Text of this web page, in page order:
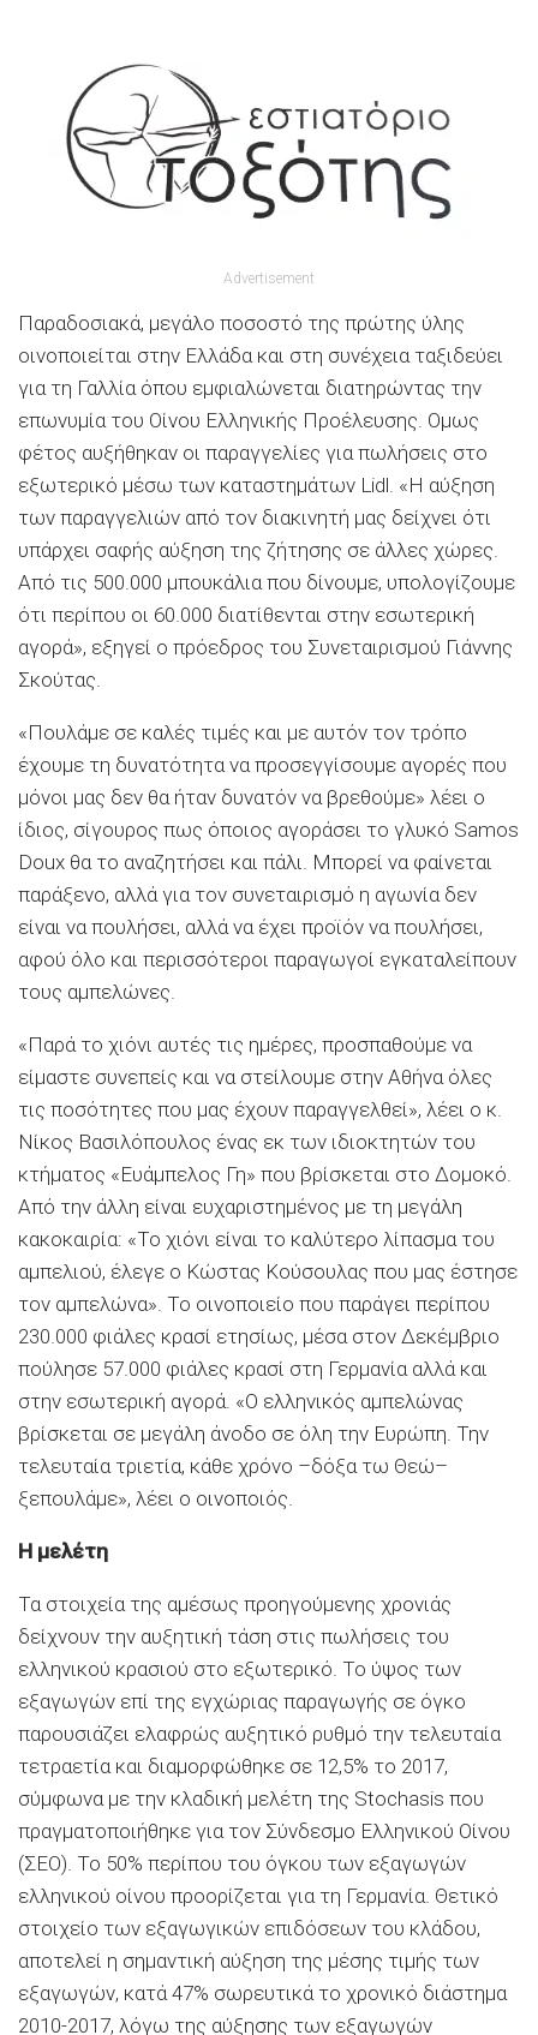
Advertisement
Παραδοσιακά, μεγάλο ποσοστό της πρώτης ύλης
οινοποιείται στην Ελλάδα και στη συνέχεια ταξιδεύει
για τη Γαλλία όπου εμφιαλώνεται διατηρώντας την
επωνυμία του Οίνου Ελληνικής Προέλευσης. Ομως
φέτος αυξήθηκαν οι παραγγελίες για πωλήσεις στο
εξωτερικό μέσω των καταστημάτων Lidl. «Η αύξηση
των παραγγελιών από τον διακινητή μας δείχνει ότι
υπάρχει σαφής αύξηση της ζήτησης σε άλλες χώρες.
Από τις 500.000 μπουκάλια που δίνουμε, υπολογίζουμε
ότι περίπου οι 60.000 διατίθενται στην εσωτερική
αγορά», εξηγεί ο πρόεδρος του Συνεταιρισμού Γιάννης
Σκούτας.
«Πουλάμε σε καλές τιμές και με αυτόν τον τρόπο
έχουμε τη δυνατότητα να προσεγγίσουμε αγορές που
μόνοι μας δεν θα ήταν δυνατόν να βρεθούμε» λέει ο
ίδιος, σίγουρος πως όποιος αγοράσει το γλυκό Samos
Doux θα το αναζητήσει και πάλι. Μπορεί να φαίνεται
παράξενο, αλλά για τον συνεταιρισμό η αγωνία δεν
είναι να πουλήσει, αλλά να έχει προϊόν να πουλήσει,
αφού όλο και περισσότεροι παραγωγοί εγκαταλείπουν
τους αμπελώνες.
«Παρά το χιόνι αυτές τις ημέρες, προσπαθούμε να
είμαστε συνεπείς και να στείλουμε στην Αθήνα όλες
τις ποσότητες που μας έχουν παραγγελθεί», λέει ο κ.
Νίκος Βασιλόπουλος ένας εκ των ιδιοκτητών του
κτήματος «Ευάμπελος Γη» που βρίσκεται στο Δομοκό.
Από την άλλη είναι ευχαριστημένος με τη μεγάλη
κακοκαιρία: «Το χιόνι είναι το καλύτερο λίπασμα του
αμπελιού, έλεγε ο Κώστας Κούσουλας που μας έστησε
τον αμπελώνα». Το οινοποιείο που παράγει περίπου
230.000 φιάλες κρασί ετησίως, μέσα στον Δεκέμβριο
πούλησε 57.000 φιάλες κρασί στη Γερμανία αλλά και
στην εσωτερική αγορά. «Ο ελληνικός αμπελώνας
βρίσκεται σε μεγάλη άνοδο σε όλη την Ευρώπη. Την
τελευταία τριετία, κάθε χρόνο –δόξα τω Θεώ–
ξεπουλάμε», λέει ο οινοποιός.
H μελέτη
Τα στοιχεία της αμέσως προηγούμενης χρονιάς
δείχνουν την αυξητική τάση στις πωλήσεις του
ελληνικού κρασιού στο εξωτερικό. Το ύψος των
εξαγωγών επί της εγχώριας παραγωγής σε όγκο
παρουσιάζει ελαφρώς αυξητικό ρυθμό την τελευταία
τετραετία και διαμορφώθηκε σε 12,5% το 2017,
σύμφωνα με την κλαδική μελέτη της Stochasis που
πραγματοποιήθηκε για τον Σύνδεσμο Ελληνικού Οίνου
(ΣΕΟ). To 50% περίπου του όγκου των εξαγωγών
ελληνικού οίνου προορίζεται για τη Γερμανία. Θετικό
στοιχείο των εξαγωγικών επιδόσεων του κλάδου,
αποτελεί η σημαντική αύξηση της μέσης τιμής των
εξαγωγών, κατά 47% σωρευτικά το χρονικό διάστημα
2010-2017, λόγω της αύξησης των εξαγωγών